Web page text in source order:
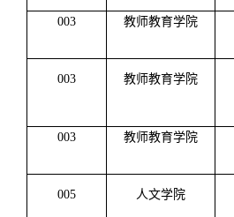
003 教师教育学院
003 教师教育学院
003 教师教育学院
005 人文学院